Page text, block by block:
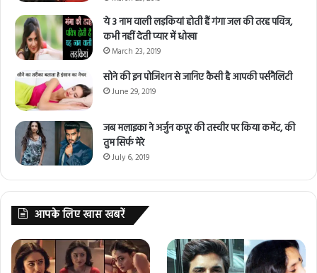
ये 3 नाम वाली लड़कियां होती हैं गंगा जल की तरह पवित्र,
कभी नहीं देती प्यार में धोखा
March 23, 2019
सोने की इन पोजिशन से जानिए कैसी है आपकी पर्सनैलिटी
June 29, 2019
जब मलाइका ने अर्जुन कपूर की तस्वीर पर किया कमेंट, की
तुम सिर्फ मेरे
July 6, 2019
आपके लिए खास खबरें